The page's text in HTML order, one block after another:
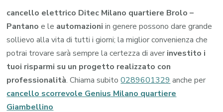
cancello elettrico Ditec Milano quartiere Brolo –
Pantano e le automazioni in genere possono dare grande
sollievo alla vita di tutti i giorni; la miglior convenienza che
potrai trovare sarà sempre la certezza di aver investito i
tuoi risparmi su un progetto realizzato con
professionalità. Chiama subito0289601329 anche per
cancello scorrevole Genius Milano quartiere
Giambellino